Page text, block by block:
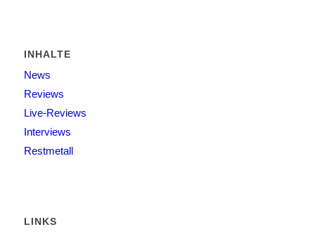
INHALTE
News
Reviews
Live-Reviews
Interviews
Restmetall
LINKS